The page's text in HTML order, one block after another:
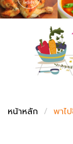
เคล็ดลับน่า
เปรียบเที
เปรียบเ
เปรียบเ
FoodPedia
สร้าง
หน้าหลัก
พาไ